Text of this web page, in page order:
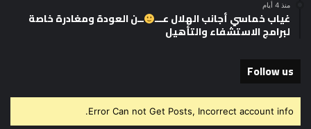
منذ 4 أيام
غياب خماسي أجانب الهلال عـــ ــن العودة ومغادرة خاصة
لبرامج الاستشفاء والتأهيل
Follow us
Error Can not Get Posts, Incorrect account info.